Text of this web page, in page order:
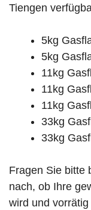
Tiengen
5kg
5kg
11kg
11kg
11kg
33kg
33kg
Fragen Sie bitte
nach, ob Ihre
wird und vorrätig